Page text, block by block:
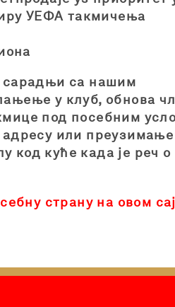
УЕФА такмичења
сарадњи са нашим
у клуб, обнова
под посебним
адресу или
код куће када је реч о
страну на овом